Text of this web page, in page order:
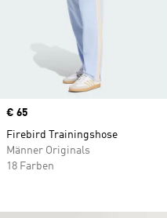
Price
€ 65
Firebird Trainingshose
Männer Originals
18 Farben